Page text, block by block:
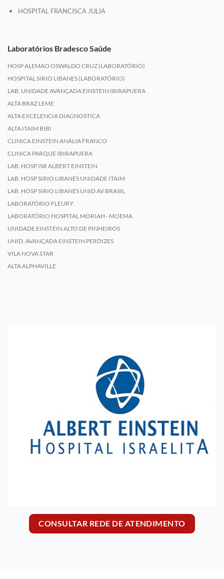
HOSPITAL FRANCISCA JULIA
Laboratórios Bradesco Saúde
HOSP ALEMAO OSWALDO CRUZ (LABORATÓRIO)
HOSPITAL SIRIO LIBANES (LABORATÓRIO)
LAB. UNIDADE AVANÇADA EINSTEIN IBIRAPUERA
ALTA BRAZ LEME
ALTA EXCELENCIA DIAGNOSTICA
ALTA ITAIM BIBI
CLINICA EINSTEIN ANÁLIA FRANCO
CLINICA PARQUE IBIRAPUERA
LAB. HOSP ISR ALBERT EINSTEIN
LAB. HOSP SIRIO LIBANES UNIDADE ITAIM
LAB. HOSP SIRIO LIBANES UNID AV BRASIL
LABORATÓRIO FLEURY.
LABORATÓRIO HOSPITAL MORIAH - MOEMA
UNIDADE EINSTEIN ALTO DE PINHEIROS
UNID. AVANÇADA EINSTEIN PERDIZES
VILA NOVA STAR
ALTA ALPHAVILLE
CONSULTAR REDE DE ATENDIMENTO